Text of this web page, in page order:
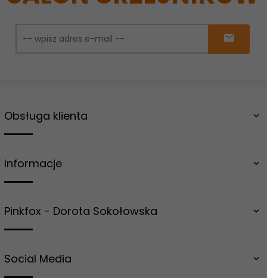
Obsługa klienta
Informacje
Pinkfox - Dorota Sokołowska
Social Media